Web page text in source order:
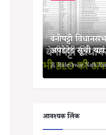
बेनीपट्टी
अपडेटेड सूची
Bideshwar Nath Jha
आवश्यक लिंक